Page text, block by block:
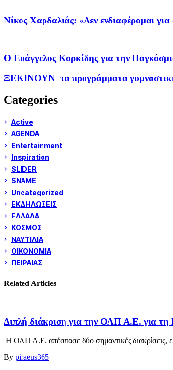
Νίκος Χαρδαλιάς: «Δεν ενδιαφέρομαι
Ο Ευάγγελος Κορκίδης για την
ΞΕΚΙΝΟΥΝ τα προγράμματα
Categories
Active
AGENDA
Entertainment
Inspiration
SLIDER
SNAME
Uncategorized
ΕΚΔΗΛΩΣΕΙΣ
ΕΛΛΑΔΑ
ΚΟΣΜΟΣ
ΝΑΥΤΙΛΙΑ
ΟΙΚΟΝΟΜΙΑ
ΠΕΙΡΑΙΑΣ
Related Articles
Διπλή διάκριση για την ΟΛΠ Α.Ε. για
Η ΟΛΠ Α.Ε. απέσπασε δύο σημαντικές διακρίσεις,
By piraeus365